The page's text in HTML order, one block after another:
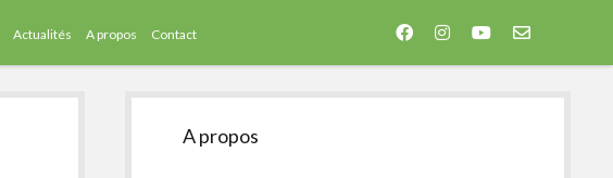
Actualités A propos Contact facebookinstagram
youtubeemail-
Sidebar
A propos